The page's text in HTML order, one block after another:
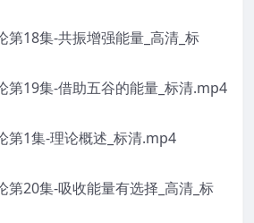
第18集-共振增强能量_高清_标
第19集-借助五谷的能量_标清.mp4
第1集-理论概述_标清.mp4
第20集-吸收能量有选择_高清_标